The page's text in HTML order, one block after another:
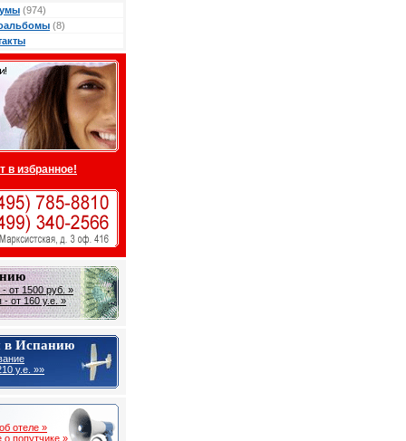
(974)
(8)
в избранное!
от 1500 руб. »
- от 160 у.е. »
в Испанию
y.e. »»
отеле »
о попутчике »